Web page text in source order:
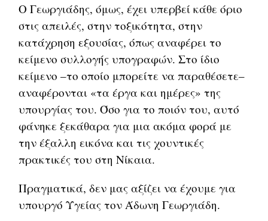
Ο Γεωργιάδης, όμως, έχει υπερβεί κάθε όριο
στις απειλές, στην τοξικότητα, στην
κατάχρηση εξουσίας, όπως αναφέρει το
κείμενο συλλογής υπογραφών. Στο ίδιο
κείμενο –το οποίο μπορείτε να παραθέσετε–
αναφέρονται «τα έργα και ημέρες» της
υπουργίας του. Όσο για το ποιόν του, αυτό
φάνηκε ξεκάθαρα για μια ακόμα φορά με
την έξαλλη εικόνα και τις χουντικές
πρακτικές του στη Νίκαια.
Πραγματικά, δεν μας αξίζει να έχουμε για
υπουργό Υγείας τον Άδωνη Γεωργιάδη.